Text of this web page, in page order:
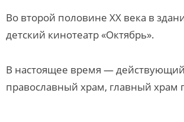
Во второй половине ХХ века в
детский кинотеатр «Октябрь».
В настоящее время — действующий
православный храм, главный храм